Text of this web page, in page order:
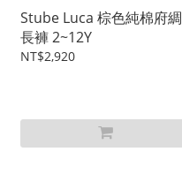
Stube Luca 棕色純棉府綢
長褲 2~12Y
NT$2,920